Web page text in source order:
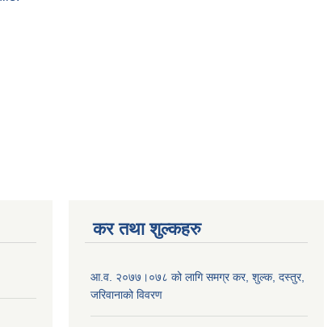
कर तथा शुल्कहरु
आ.व. २०७७।०७८ को लागि समग्र कर, शुल्क, दस्तुर,
जरिवानाको विवरण